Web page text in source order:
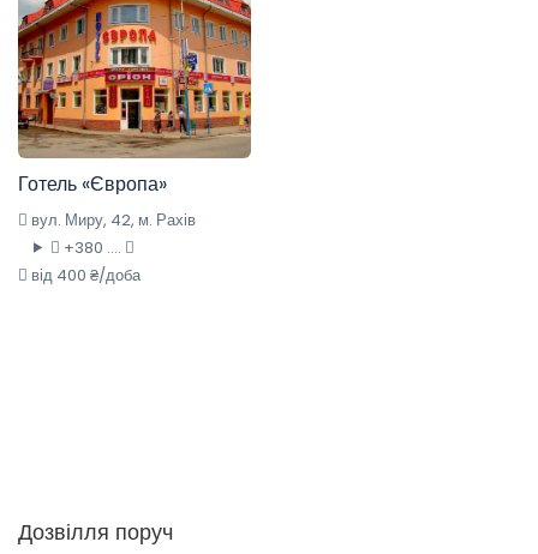
Готель «Європа»
вул. Миру, 42, м. Рахів
+380 ....
від 400 ₴/доба
Дозвілля поруч